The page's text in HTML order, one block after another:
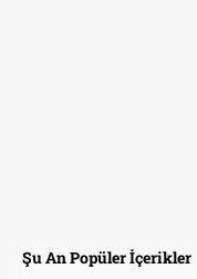
Şu An Popüler İçerikler